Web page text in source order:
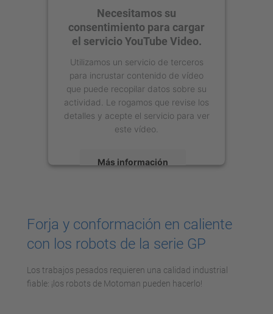
Necesitamos su
consentimiento para cargar
el servicio YouTube Video.
Utilizamos un servicio de terceros
para incrustar contenido de vídeo
que puede recopilar datos sobre su
actividad. Le rogamos que revise los
detalles y acepte el servicio para ver
este vídeo.
Más información
Management Platform
Forja y conformación en caliente
con los robots de la serie GP
Los trabajos pesados requieren una calidad industrial
fiable: ¡los robots de Motoman pueden hacerlo!